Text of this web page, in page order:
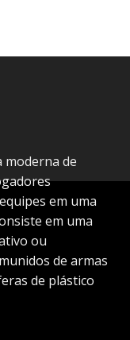
de
em uma
em uma
ou
de armas
de plástico